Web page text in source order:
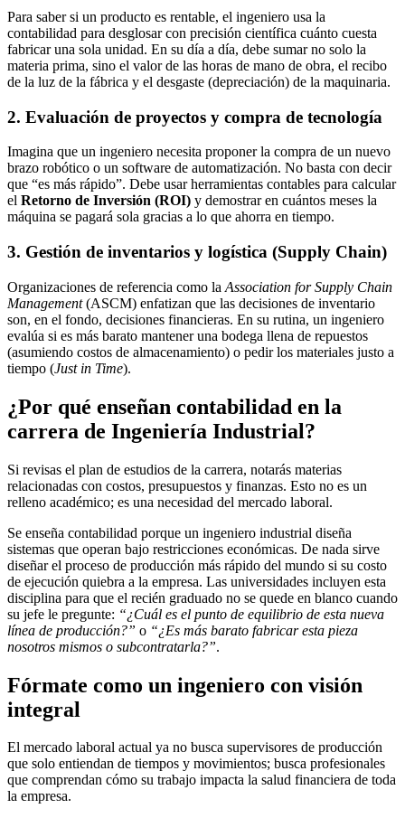
Para saber si un producto es rentable, el ingeniero usa la
contabilidad para desglosar con precisión científica cuánto cuesta
fabricar una sola unidad. En su día a día, debe sumar no solo la
materia prima, sino el valor de las horas de mano de obra, el recibo
de la luz de la fábrica y el desgaste (depreciación) de la maquinaria.
2. Evaluación de proyectos y compra de tecnología
Imagina que un ingeniero necesita proponer la compra de un nuevo
brazo robótico o un software de automatización. No basta con decir
que “es más rápido”. Debe usar herramientas contables para calcular
el Retorno de Inversión (ROI) y demostrar en cuántos meses la
máquina se pagará sola gracias a lo que ahorra en tiempo.
3. Gestión de inventarios y logística (Supply Chain)
Organizaciones de referencia como la Association for Supply Chain
Management(ASCM) enfatizan que las decisiones de inventario
son, en el fondo, decisiones financieras. En su rutina, un ingeniero
evalúa si es más barato mantener una bodega llena de repuestos
(asumiendo costos de almacenamiento) o pedir los materiales justo a
tiempo (Just in Time).
¿Por qué enseñan contabilidad en la
carrera de Ingeniería Industrial?
Si revisas el plan de estudios de la carrera, notarás materias
relacionadas con costos, presupuestos y finanzas. Esto no es un
relleno académico; es una necesidad del mercado laboral.
Se enseña contabilidad porque un ingeniero industrial diseña
sistemas que operan bajo restricciones económicas. De nada sirve
diseñar el proceso de producción más rápido del mundo si su costo
de ejecución quiebra a la empresa. Las universidades incluyen esta
disciplina para que el recién graduado no se quede en blanco cuando
su jefe le pregunte: “¿Cuál es el punto de equilibrio de esta nueva
línea de producción?” o “¿Es más barato fabricar esta pieza
nosotros mismos o subcontratarla?”.
Fórmate como un ingeniero con visión
integral
El mercado laboral actual ya no busca supervisores de producción
que solo entiendan de tiempos y movimientos; busca profesionales
que comprendan cómo su trabajo impacta la salud financiera de toda
la empresa.